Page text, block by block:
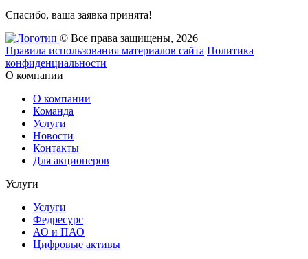
Спасибо, ваша заявка принята!
© Все права защищены, 2026
Правила использования материалов сайта Политика
конфиденциальности
О компании
О компании
Команда
Услуги
Новости
Контакты
Для акционеров
Услуги
Услуги
Федресурс
АО и ПАО
Цифровые активы